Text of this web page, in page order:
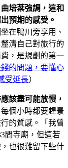
曲培棻強調，這和
預期的感受。
在鴨川旁享用、
清自己對旅行的
，是規劃的第一
的問題，要懂心
受延長）
該盡可能放慢，
個小時都要趕景
的質感。「我曾
間寺廟，但這若
也很難留下些什